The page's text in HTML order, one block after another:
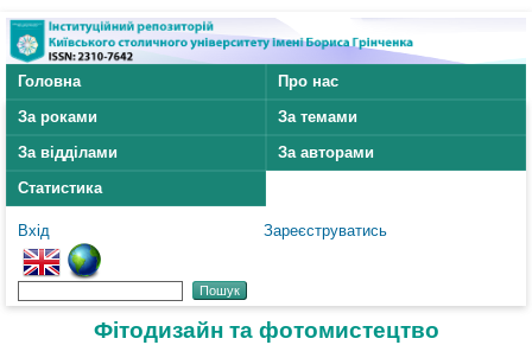
Головна
Про нас
За роками
За темами
За відділами
За авторами
Статистика
Вхід Зареєструватись
Фітодизайн та фотомистецтво